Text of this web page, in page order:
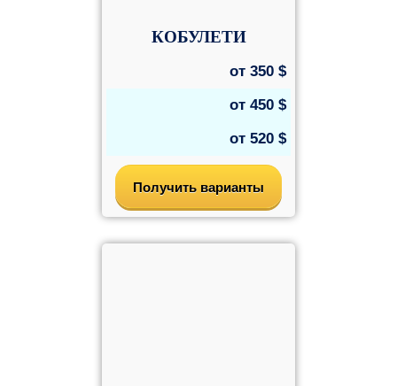
КОБУЛЕТИ
от 350 $
от 450 $
от 520 $
Получить варианты